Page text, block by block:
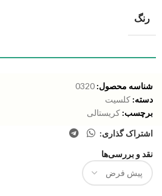
رنگ
شناسه محصول: 0320
دسته: کلسیت
برچسب: کریستالی
اشتراک گذاری:
نقد و بررسی‌ها